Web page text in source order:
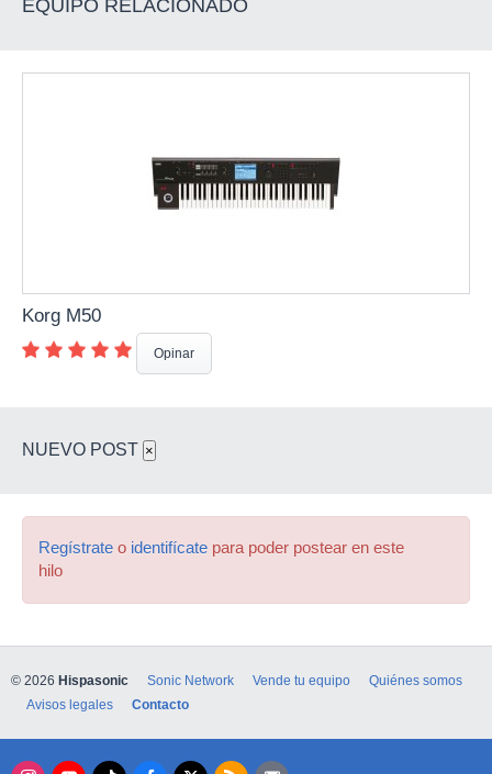
EQUIPO RELACIONADO
Korg M50
Opinar
NUEVO POST ×
Regístrate o identifícate para poder postear en este
hilo
© 2026 Hispasonic Sonic Network Vende tu equipo
Quiénes somos
Avisos legales
Contacto